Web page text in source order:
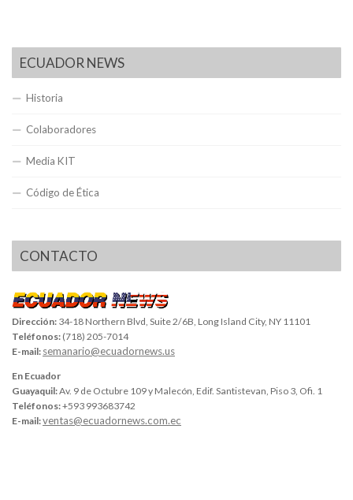
ECUADOR NEWS
Historia
Colaboradores
Media KIT
Código de Ética
CONTACTO
Dirección: 34-18 Northern Blvd, Suite 2/6B, Long Island City, NY 11101
Teléfonos: (718) 205-7014
E-mail: semanario@ecuadornews.us
En Ecuador
Guayaquil:Av. 9 de Octubre 109 y Malecón, Edif. Santistevan, Piso 3, Ofi. 1
Teléfonos:+593 993683742
E-mail:ventas@ecuadornews.com.ec